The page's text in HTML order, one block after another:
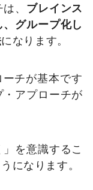
、 ブレインス
グループ化し
になります。
チが基本です
アプローチが
を意識するこ
になります。